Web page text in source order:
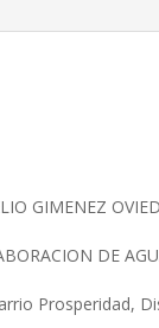
GIMENEZ
DE
Prosperidad,